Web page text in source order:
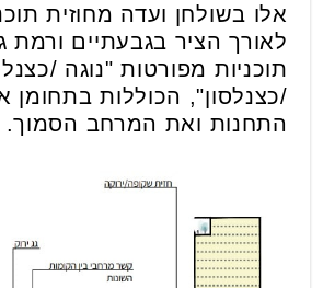
אלו בשולחן ועדה מחוזית
לאורך הציר בגבעתיים ורמת
תוכניות מפורטות "נוגה /
/כצנלסון", הכוללות בתחומן
התחנות ואת המרחב הסמוך.